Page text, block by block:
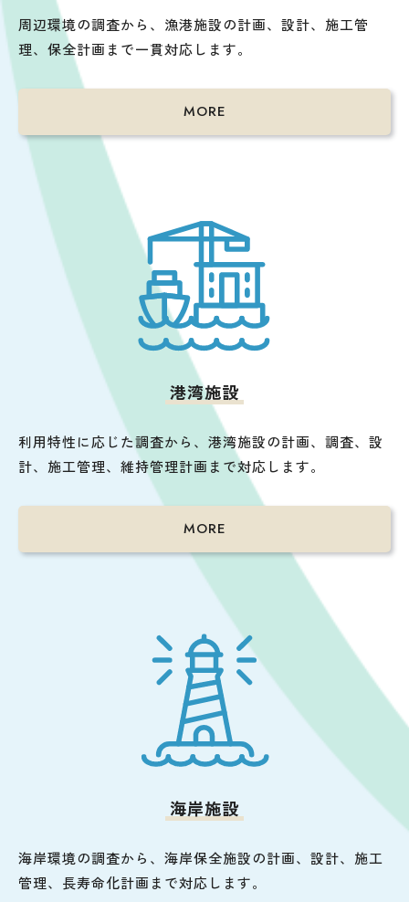
周辺環境の調査から、漁港施設の計画、設計、施工管
理、保全計画まで一貫対応します。
MORE
港湾施設
利用特性に応じた調査から、港湾施設の計画、調査、設
計、施工管理、維持管理計画まで対応します。
MORE
海岸施設
海岸環境の調査から、海岸保全施設の計画、設計、施工
管理、長寿命化計画まで対応します。